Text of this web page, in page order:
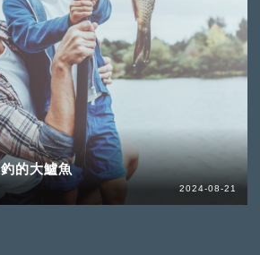
的大鱸魚
2024-08-21